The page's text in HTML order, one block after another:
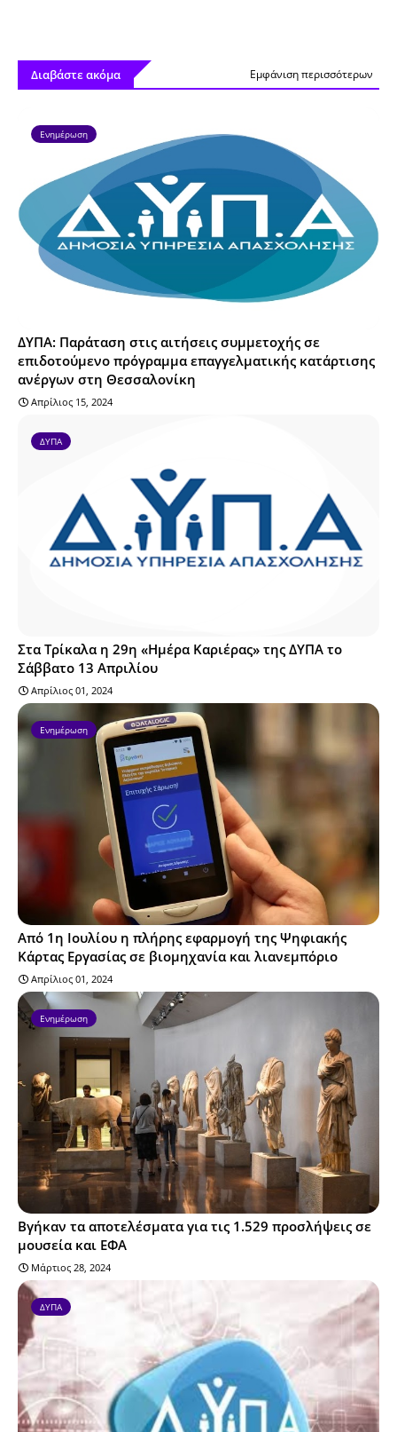
Διαβάστε ακόμα Εμφάνιση περισσότερων
Ενημέρωση
ΔΥΠΑ: Παράταση στις αιτήσεις συμμετοχής σε
επιδοτούμενο πρόγραμμα επαγγελματικής κατάρτισης
ανέργων στη Θεσσαλονίκη
Απρίλιος 15, 2024
ΔΥΠΑ
Στα Τρίκαλα η 29η «Ημέρα Καριέρας» της ΔΥΠΑ το
Σάββατο 13 Απριλίου
Απρίλιος 01, 2024
Ενημέρωση
Από 1η Ιουλίου η πλήρης εφαρμογή της Ψηφιακής
Κάρτας Εργασίας σε βιομηχανία και λιανεμπόριο
Απρίλιος 01, 2024
Ενημέρωση
Βγήκαν τα αποτελέσματα για τις 1.529 προσλήψεις σε
μουσεία και ΕΦΑ
Μάρτιος 28, 2024
ΔΥΠΑ